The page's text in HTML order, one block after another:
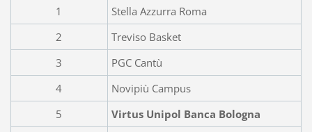
1
Stella Azzurra Roma
2
Treviso Basket
3
PGC Cantù
4
Novipiù Campus
5
Virtus Unipol Banca Bologna